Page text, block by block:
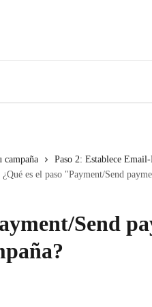
campaña
Paso 2: Establece
¿Qué es el paso "Payment/Send
Send